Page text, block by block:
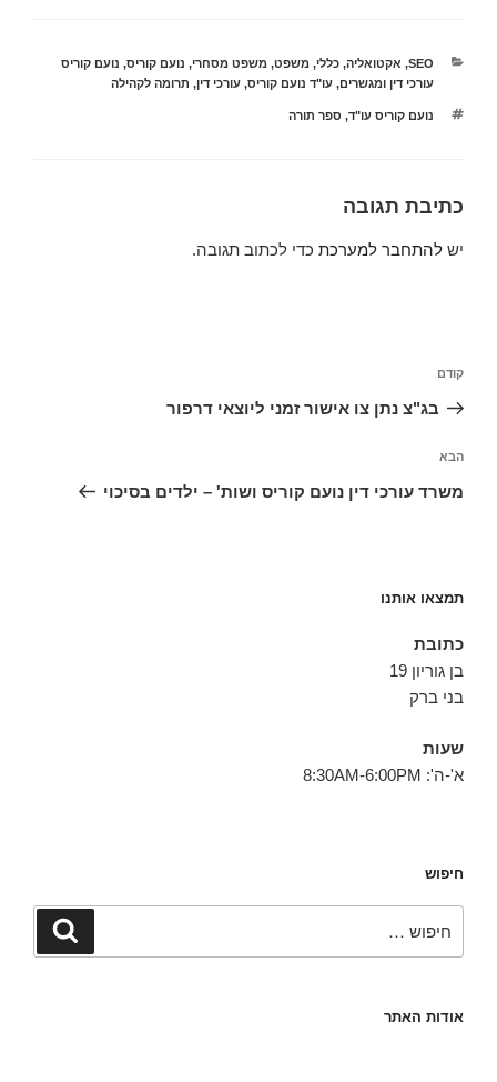
קטגוריות
SEO
, אקטואליה,כללי, משפט, משפט מסחרי, נועם קוריס, נועם קוריס
עורכי דין ומגשרים,עו"ד נועם קוריס,עורכי דין, תרומה לקהילה
תגיות
נועם קוריס עו"ד, ספר תורה
כתיבת תגובה
יש להתחבר למערכת כדי לכתוב תגובה.
הפוסט
הקודם
קודם
בג"צ נתן צו אישור זמני ליוצאי דרפור
הפוסט
הבא
הבא
משרד עורכי דין נועם קוריס ושות' – ילדים בסיכוי
תמצאו אותנו
כתובת
בן גוריון 19
בני ברק
שעות
א'-ה': 8:30AM-6:00PM
חיפוש
חיפוש
אודות האתר